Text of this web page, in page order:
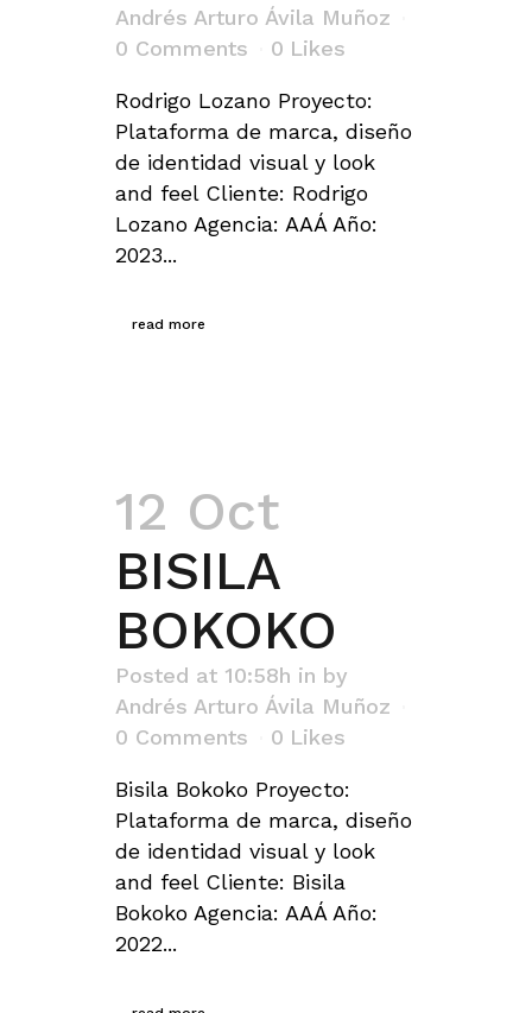
Andrés Arturo Ávila Muñoz
0 Comments
0 Likes
Rodrigo Lozano Proyecto:
Plataforma de marca, diseño
de identidad visual y look
and feel Cliente: Rodrigo
Lozano Agencia: AAÁ Año:
2023...
read more
12 Oct
BISILA
BOKOKO
Posted at 10:58h in by
Andrés Arturo Ávila Muñoz
0 Comments
0 Likes
Bisila Bokoko Proyecto:
Plataforma de marca, diseño
de identidad visual y look
and feel Cliente: Bisila
Bokoko Agencia: AAÁ Año:
2022...